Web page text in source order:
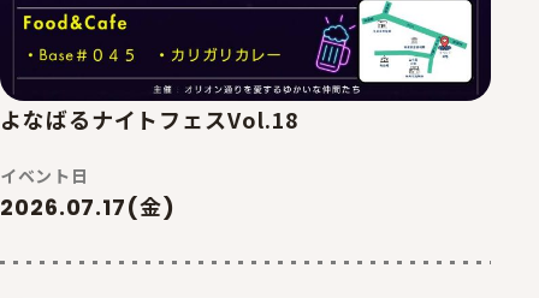
よなばるナイトフェスVol.18
イベント日
2026.07.17(金)